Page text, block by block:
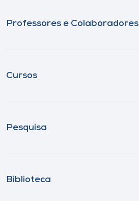
Professores e Colaboradores
Cursos
Pesquisa
Biblioteca